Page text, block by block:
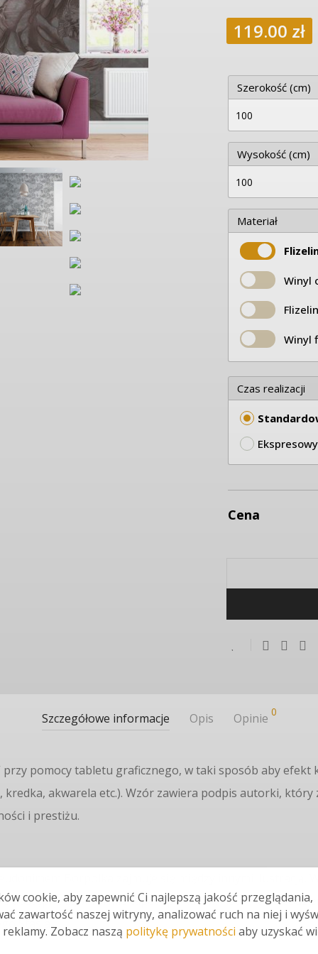
119.00 zł
Szerokość (cm)
Wysokość (cm)
Materiał
Winyl
Winyl
Czas realizacji
Cena
Szczegółowe informacje Opis Opinie 0
pomocy tabletu graficznego, w taki sposób aby efekt
kredka, akwarela etc.). Wzór zawiera podpis autorki,
i prestiżu.
dostępne są w formie tapet i plakatów. Autorka na
Stasia.
cookie, aby zapewnić Ci najlepszą jakość przeglądania,
zawartość naszej witryny, analizować ruch na niej i
Zobacz naszą politykę prywatności aby uzyskać